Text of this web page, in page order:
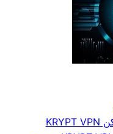
فیلترشکن KRYPT VPN